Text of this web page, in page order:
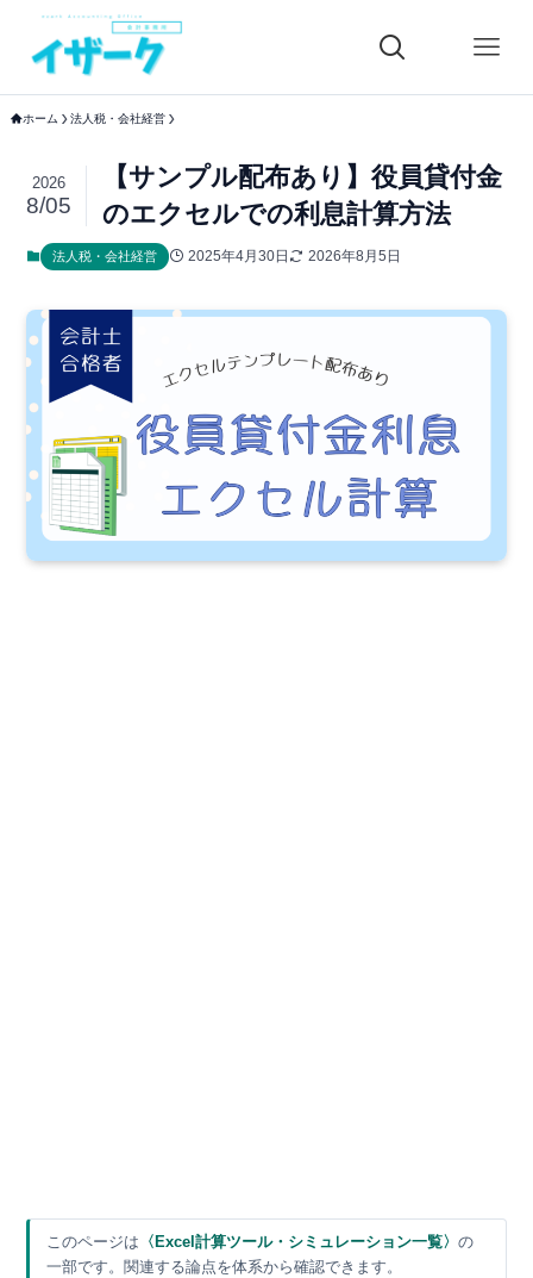
ホーム 法人税・会社経営
【サンプル配布あり】役員貸付金
のエクセルでの利息計算方法
2026
8/05
法人税・会社経営 2025年4月30日 2026年8月5日
このページは 〈Excel計算ツール・シミュレーション一覧〉の
一部です。関連する論点を体系から確認できます。